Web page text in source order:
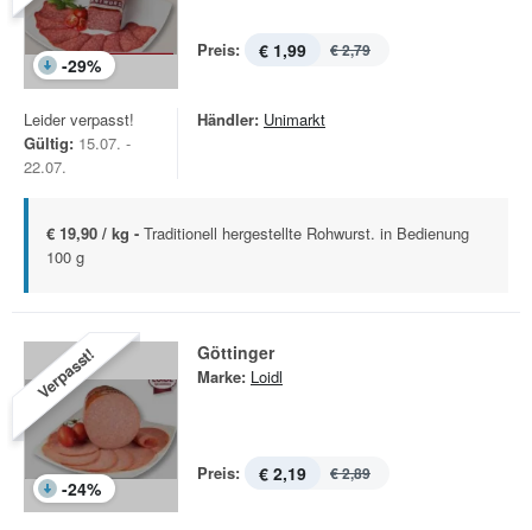
-29%
Preis: € 1,99 € 2,79
Leider verpasst!
Gültig: 15.07. -
22.07.
Händler: Unimarkt
€ 19,90 / kg - Traditionell hergestellte Rohwurst. in Bedienung
100 g
Verpasst!
-24%
Göttinger
Marke: Loidl
Preis: € 2,19 € 2,89